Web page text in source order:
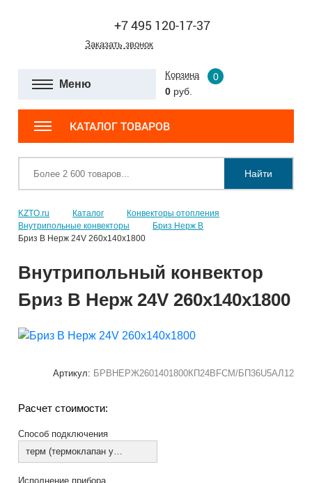
+7 495 120-17-37
Заказать звонок
Меню
Корзина
0
0 руб.
КАТАЛОГ ТОВАРОВ
Найти
KZTO.ru Каталог
Конвекторы отопления
Внутрипольные конвекторы
Бриз Нерж В
Бриз В Нерж 24V 260x140x1800
Внутрипольный конвектор
Бриз В Нерж 24V 260x140x1800
Артикул: БРВНЕРЖ2601401800КП24ВFCM/БП36U5АЛ12
Расчет стоимости:
Способ подключения
терм (термоклапан установлен)
Исполнение прибора